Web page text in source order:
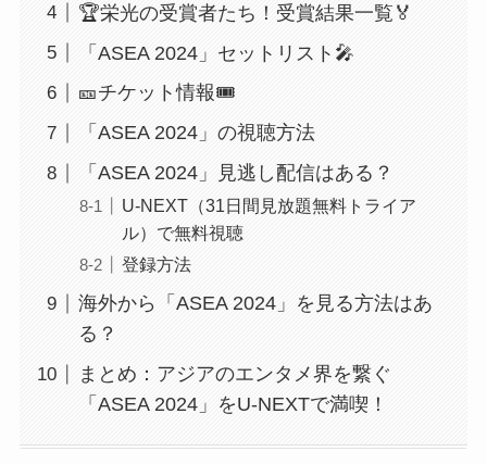
🏆栄光の受賞者たち！受賞結果一覧🏅
「ASEA 2024」セットリスト🎤
🎫チケット情報🎟️
「ASEA 2024」の視聴方法
「ASEA 2024」見逃し配信はある？
U-NEXT（31日間見放題無料トライア
ル）で無料視聴
登録方法
海外から「ASEA 2024」を見る方法はあ
る？
まとめ：アジアのエンタメ界を繋ぐ
「ASEA 2024」をU-NEXTで満喫！